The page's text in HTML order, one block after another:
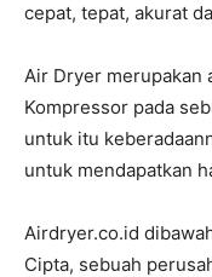
cepat, tepat, akurat
Air Dryer merupakan
Kompressor pada
untuk itu
untuk mendapatkan
Airdryer.co.id
Cipta, sebuah